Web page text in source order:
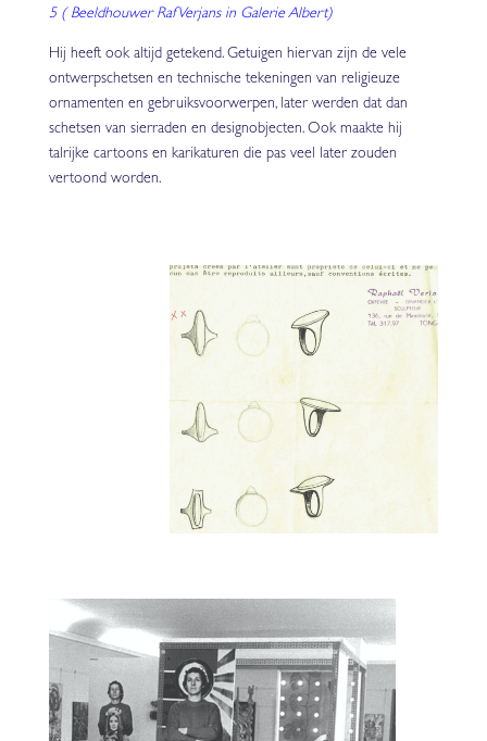
5 ( Beeldhouwer Raf Verjans in Galerie Albert)
Hij heeft ook altijd getekend. Getuigen hiervan zijn de vele
ontwerpschetsen en technische tekeningen van religieuze
ornamenten en gebruiksvoorwerpen, later werden dat dan
schetsen van sierraden en designobjecten. Ook maakte hij
talrijke cartoons en karikaturen die pas veel later zouden
vertoond worden.